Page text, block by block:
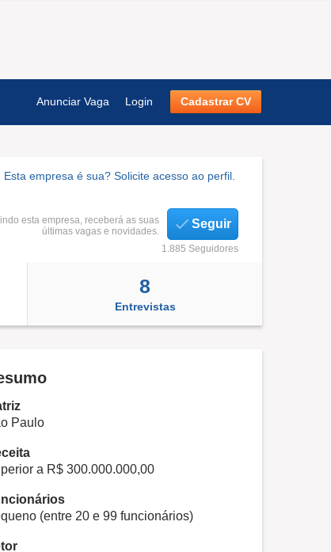
Anunciar Vaga Login Cadastrar CV
Esta empresa é sua? Solicite acesso ao perfil.
esta empresa, receberá as suas
últimas vagas e novidades.
Seguir
1.885 Seguidores
8
Entrevistas
Paulo
a R$ 300.000.000,00
(entre 20 e 99 funcionários)